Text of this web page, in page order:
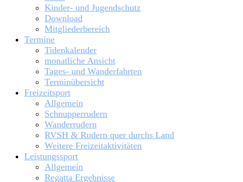
Kinder- und Jugendschutz
Download
Mitgliederbereich
Termine
Tidenkalender
monatliche Ansicht
Tages- und Wanderfahrten
Terminübersicht
Freizeitsport
Allgemein
Schnupperrudern
Wanderrudern
RVSH & Rudern quer durchs Land
Weitere Freizeitaktivitäten
Leistungssport
Allgemein
Regatta Ergebnisse